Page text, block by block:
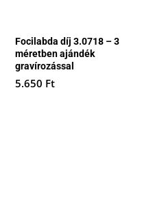
Focilabda díj 3.0718 – 3
méretben ajándék
gravírozással
5.650 Ft